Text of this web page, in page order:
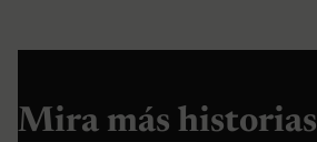
Mira más historias